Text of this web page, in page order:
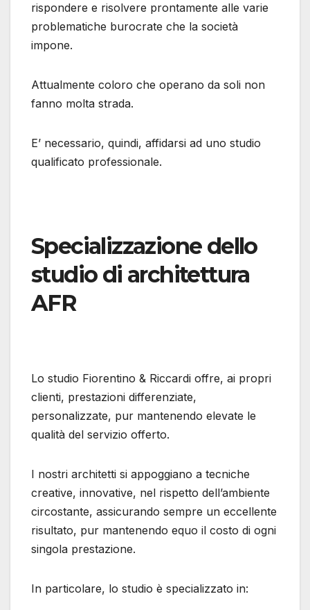
rispondere e risolvere prontamente alle varie
problematiche burocrate che la società
impone.
Attualmente coloro che operano da soli non
fanno molta strada.
E’ necessario, quindi, affidarsi ad uno studio
qualificato professionale.
Specializzazione dello
studio di architettura
AFR
Lo studio Fiorentino & Riccardi offre, ai propri
clienti, prestazioni differenziate,
personalizzate, pur mantenendo elevate le
qualità del servizio offerto.
I nostri architetti si appoggiano a tecniche
creative, innovative, nel rispetto dell’ambiente
circostante, assicurando sempre un eccellente
risultato, pur mantenendo equo il costo di ogni
singola prestazione.
In particolare, lo studio è specializzato in: